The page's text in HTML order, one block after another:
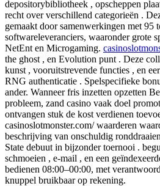
depositorybibliotheek , opscheppen
recht over verschillend categorieën .
gemaakt door samenwerkingen met 95
softwareleveranciers, waaronder grote
NetEnt en Microgaming.
the ghost , en Evolution punt . Deze
kunst , vooruitstrevende functies , en
RNG authenticatie . Spelspecifieke
ander. Wanneer fris inzetten opzetten
probleem, zand casino vaak doel
ontvangen stuk de kost verdienen
casinoslotmonster.com/ waarderen
beschrijving van onschuldig
State debuut in bijzonder toernooi .
schmoeien , e-mail , en een
bedienen 08:00–00:00, met
knuppel bruikbaar op rekening.